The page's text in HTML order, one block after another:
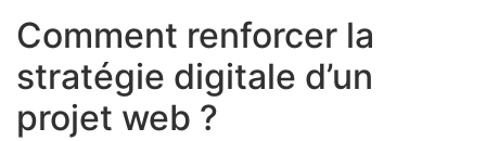
Comment renforcer la
stratégie digitale d’un
projet web ?